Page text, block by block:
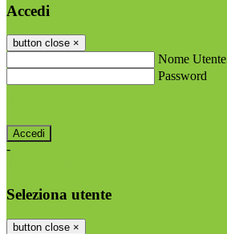
Accedi
button close ×
Nome Utente
Password
-
Seleziona utente
button close ×